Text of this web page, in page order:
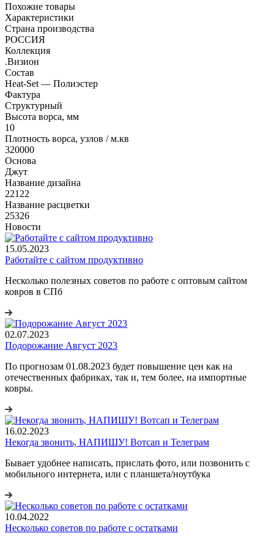
Похожие товары
Характеристики
Страна производства
РОССИЯ
Коллекция
.Визион
Состав
Heat-Set — Полиэстер
Фактура
Структурный
Высота ворса, мм
10
Плотность ворса, узлов / м.кв
320000
Основа
Джут
Название дизайна
22122
Название расцветки
25326
Новости
15.05.2023
Работайте с сайтом продуктивно
Несколько полезных советов по работе с оптовым сайтом
ковров в СПб
02.07.2023
Подорожание Август 2023
По прогнозам 01.08.2023 будет повышение цен как на
отечественных фабриках, так и, тем более, на импортные
ковры.
16.02.2023
Некогда звонить, НАПИШУ! Вотсап и Телеграм
Бывает удобнее написать, прислать фото, или позвонить с
мобильного интернета, или с планшета/ноутбука
10.04.2022
Несколько советов по работе с остатками